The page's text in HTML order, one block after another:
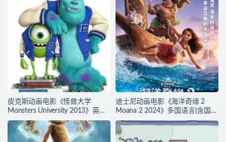
皮克斯动画电影《怪兽大学
Monsters University 2013》英西
双语+中英西三语字幕 官方纯净
收藏版 720P/MKV/2.5G 动画片
怪兽大学下载
迪士尼动画电影《海洋奇缘 2
Moana 2 2024》多国语言(含国
语)+多国字幕(含中文) 官方纯净收
藏版 720P/MKV/3.47G 动画片海
洋奇缘下载